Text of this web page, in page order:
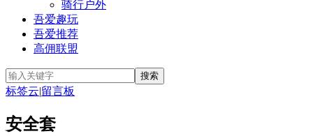
骑行户外
吾爱趣玩
吾爱推荐
高佣联盟
标签云|留言板
安全套